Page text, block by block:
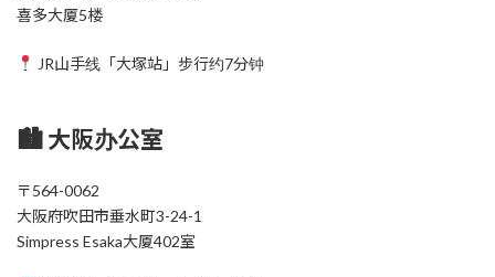
喜多大厦5楼
JR山手线「大塚站」步行约7分钟
🏙 大阪办公室
〒564-0062
大阪府吹田市垂水町3-24-1
Simpress Esaka大厦402室